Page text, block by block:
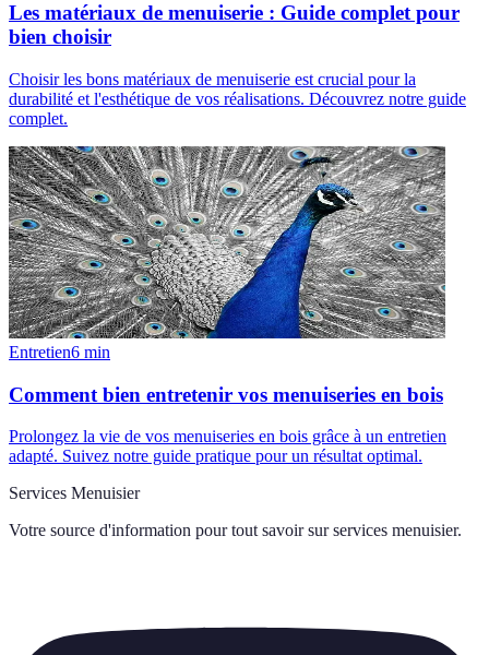
Les matériaux de menuiserie : Guide complet pour
bien choisir
Choisir les bons matériaux de menuiserie est crucial pour la
durabilité et l'esthétique de vos réalisations. Découvrez notre guide
complet.
Entretien6 min
Comment bien entretenir vos menuiseries en bois
Prolongez la vie de vos menuiseries en bois grâce à un entretien
adapté. Suivez notre guide pratique pour un résultat optimal.
Services Menuisier
Votre source d'information pour tout savoir sur services menuisier.